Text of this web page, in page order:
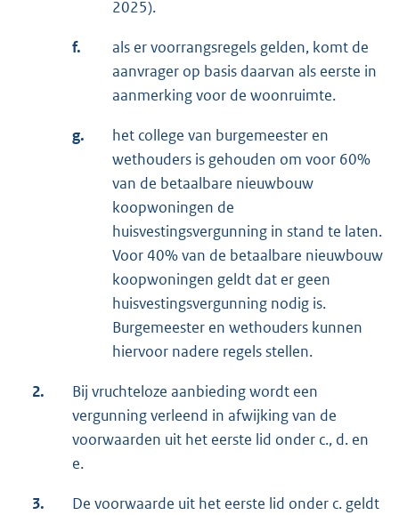
2025).
f.
als er voorrangsregels gelden, komt de
aanvrager op basis daarvan als eerste in
aanmerking voor de woonruimte.
g.
het college van burgemeester en
wethouders is gehouden om voor 60%
van de betaalbare nieuwbouw
koopwoningen de
huisvestingsvergunning in stand te laten.
Voor 40% van de betaalbare nieuwbouw
koopwoningen geldt dat er geen
huisvestingsvergunning nodig is.
Burgemeester en wethouders kunnen
hiervoor nadere regels stellen.
2.
Bij vruchteloze aanbieding wordt een
vergunning verleend in afwijking van de
voorwaarden uit het eerste lid onder c., d. en
e.
3.
De voorwaarde uit het eerste lid onder c. geldt